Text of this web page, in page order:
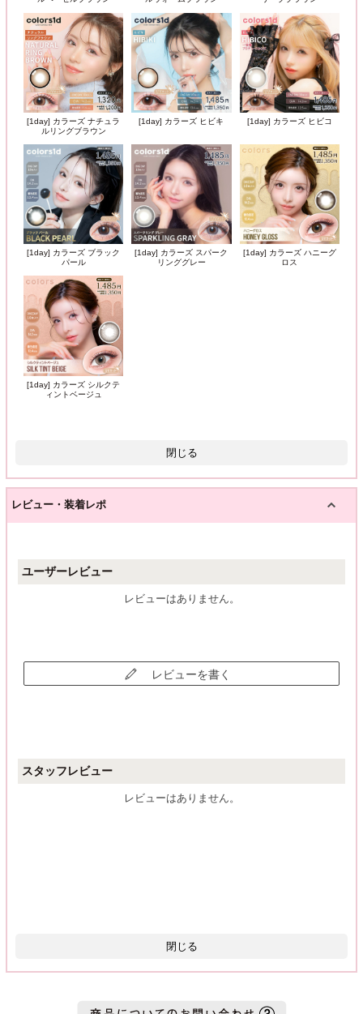
[1day] カラーズ ナチュラ
ルリングブラウン
[1day] カラーズ ヒビキ [1day] カラーズ ヒビコ
[1day] カラーズ ブラック
パール
[1day] カラーズ スパーク
リンググレー
[1day] カラーズ ハニーグ
ロス
[1day] カラーズ シルクテ
ィントベージュ
閉じる
レビュー・装着レポ
ユーザーレビュー
レビューはありません。
レビューを書く
スタッフレビュー
レビューはありません。
閉じる